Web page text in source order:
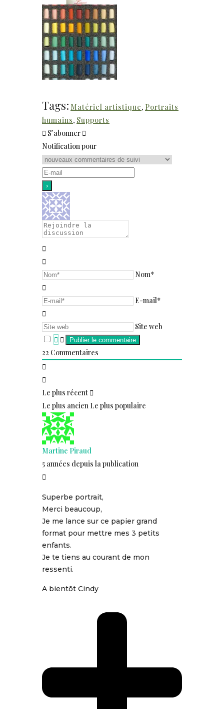
Tags: Matériel artistique, Portraits
humains, Supports
S’abonner
Notification pour
Nom*
E-mail*
Site web
22 Commentaires
Le plus récent
Le plus ancien Le plus populaire
Martine Piraud
5 années depuis la publication
Superbe portrait,
Merci beaucoup,
Je me lance sur ce papier grand
format pour mettre mes 3 petits
enfants.
Je te tiens au courant de mon
ressenti.
A bientôt Cindy